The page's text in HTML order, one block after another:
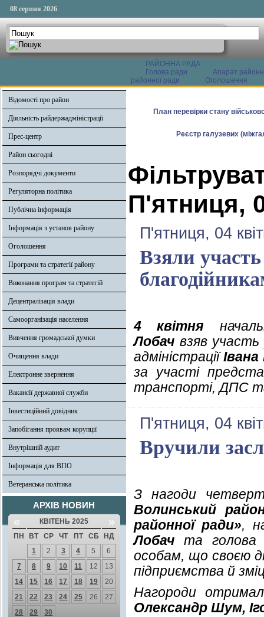
08 серпня 2026
РАЙОННА РАДА
Голова ради
Апарат
районної ради
Оголошення
Відомості про район
Діяльність райдержадміністрації
Прес-центр
Район сьогодні
Розпорядчі документи
Регуляторна політика
Публічна інформація
Інформація з установ району
Оголошення
Програми та стратегії району
Виконання програм та стратегій
Децентралізація влади
Самоорганізація населення
Вивчення громадської думки
Очищення влади
Електронне звернення
Вакансії державної служби
Інвестиційний довідник
Запобігання проявам корупції
Внутрішній аудит
Інформація для ВПО
Ветеранська політика
АРХІВ НОВИН
« КВІТЕНЬ 2025 »
ПН ВТ СР ЧТ ПТ СБ
НД
1
2 3 4 5
6
7
8 9 10 11 12
13
14
15 16 17 18 19
20
21
22 23 24 25 26
27
28
29 30
План перевірки стану
Реєстр галузевих
П'ятниця,
П'ятниця, 04
Взяли участь
4 квітня
Лобач взяв участь
адміністрації
за участі
транспорті, ДПС
П'ятниця, 04
Вручили
З нагоди
Волинський
районної ради»,
Лобач та голова
особам, що своєю
підприємства й
Нагороди
Олександр Шум,